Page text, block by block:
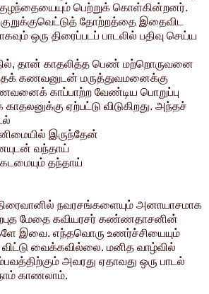
பெற்றுக் கொள்கின்றனர்.
தோற்றத்தை இதைவிட
ஒரு திரைப்படப் பாடலில் பதிவு செய்ய
தான் காதலித்த பெண் மற்றொருவனை
கணவனுடன் மருத்துவமனைக்கு
காப்பாற்ற வேண்டிய பொறுப்பு
ஏற்பட்டு விடுகிறது. அந்தச்
இருந்தேன்
வந்தாய்
தந்தாய்
நவரசங்களையும் அனாயாசமாக
மேதை கவியரசர் கண்ணதாசனின்
இவை. எந்தவொரு உணர்ச்சியையும்
விட்டு வைக்கவில்லை. மனித வாழ்வில்
அவரது ஏதாவது ஒரு பாடல்
காணலாம்.